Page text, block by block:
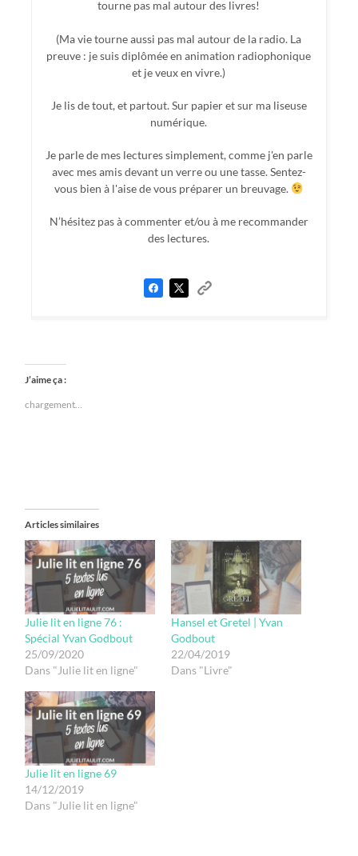
tourne pas mal autour des livres!
(Ma vie tourne aussi pas mal autour de la radio. La
preuve : je suis diplômée en animation radiophonique
et je veux en vivre.)
Je lis de tout, et partout. Sur papier et sur ma liseuse
numérique.
Je parle de mes lectures simplement, comme j'en parle
avec mes amis devant un verre ou une tasse. Sentez-
vous bien à l'aise de vous préparer un breuvage.
N’hésitez pas à commenter et/ou à me recommander
des lectures.
J’aime ça :
chargement…
Articles similaires
Julie lit en ligne 76 :
Spécial Yvan Godbout
25/09/2020
Dans "Julie lit en ligne"
Hansel et Gretel | Yvan
Godbout
22/04/2019
Dans "Livre"
Julie lit en ligne 69
14/12/2019
Dans "Julie lit en ligne"